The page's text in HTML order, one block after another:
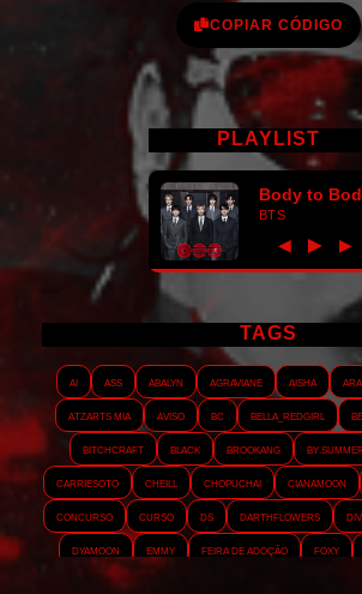
COPIAR CÓDIGO
PLAYLIST
Body to
BTS
◀ ► ▶
TAGS
AI ASS Abalyn Agraviane Aisha
Atzarts Mia
Aviso BC Bella_RedGirl
Bitchcraft
Black Brookang
Carriesoto
Cheill Chopuchai Cianamoon
Concurso
Curso DS Darthflowers
Dyamoon
Emmy Feira de adoção Foxy
GeminnieKook